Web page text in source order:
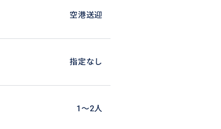
空港送迎
指定なし
1〜2人